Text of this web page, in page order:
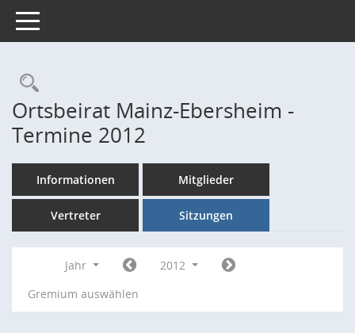
Toggle navigation
Rechercheauswahl
Ortsbeirat Mainz-Ebersheim -
Termine 2012
Informationen Mitglieder
Vertreter Sitzungen
Jahr
2012
Gremium auswählen